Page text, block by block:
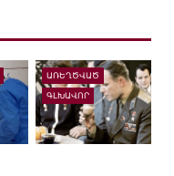
ԱՌԵՂԾՎԱԾ
ԳԼԽԱՎՈՐ